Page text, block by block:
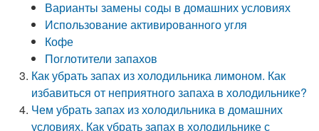
Варианты замены соды в домашних условиях
Использование активированного угля
Кофе
Поглотители запахов
Как убрать запах из холодильника лимоном. Как
избавиться от неприятного запаха в холодильнике?
Чем убрать запах из холодильника в домашних
условиях. Как убрать запах в холодильнике с